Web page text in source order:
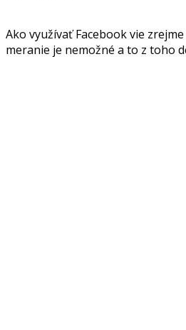
Ako využívať Facebook vie
meranie je nemožné a to z toho